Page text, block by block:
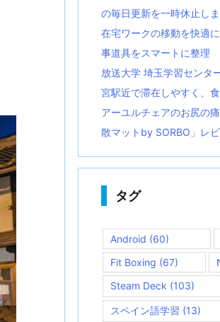
の毎日更新を一時休止し
在宅ワークの移動を快適
事道具をスマートに整理
放送大学 埼玉学習センタ
宮駅近で滞在しやすく、
アーユルチェアのお尻の
散マットby SORBO」レ
タグ
Android (60)
Fit Boxing (67)
Steam Deck (103)
スペイン語学習 (13)